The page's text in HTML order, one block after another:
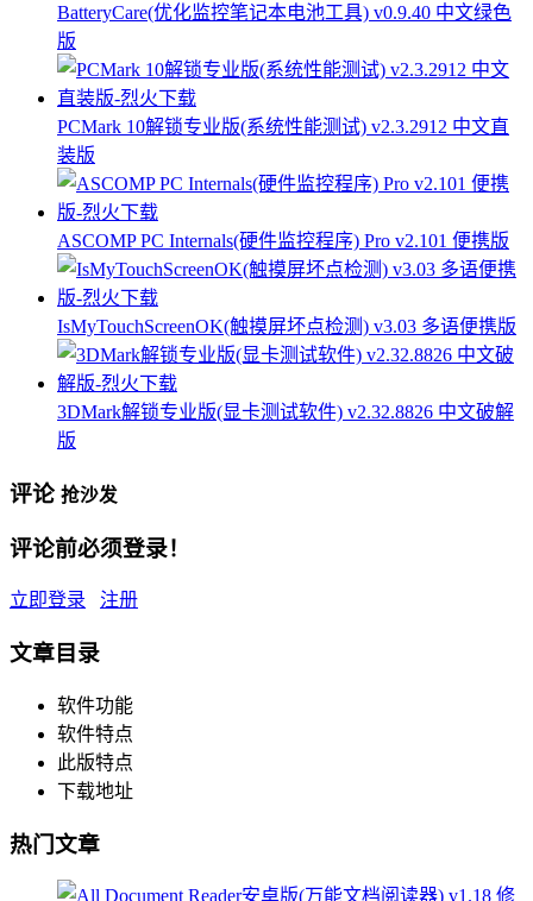
BatteryCare(优化监控笔记本电池工具) v0.9.40 中文绿色
版
PCMark 10解锁专业版(系统性能测试) v2.3.2912 中文直
装版
ASCOMP PC Internals(硬件监控程序) Pro v2.101 便携版
IsMyTouchScreenOK(触摸屏坏点检测) v3.03 多语便携版
3DMark解锁专业版(显卡测试软件) v2.32.8826 中文破解
版
评论 抢沙发
评论前必须登录！
立即登录 注册
文章目录
软件功能
软件特点
此版特点
下载地址
热门文章